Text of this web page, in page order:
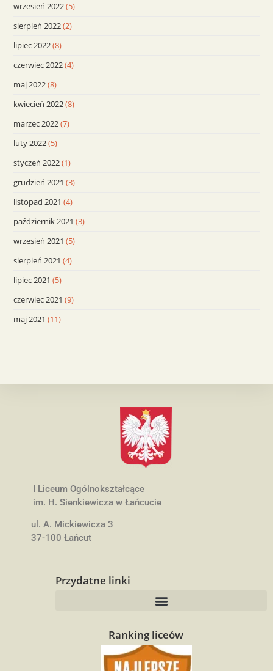
wrzesień 2022(5)
sierpień 2022(2)
lipiec 2022(8)
czerwiec 2022(4)
maj 2022(8)
kwiecień 2022(8)
marzec 2022(7)
luty 2022(5)
styczeń 2022(1)
grudzień 2021 (3)
listopad 2021 (4)
październik 2021 (3)
wrzesień 2021 (5)
sierpień 2021 (4)
lipiec 2021 (5)
czerwiec 2021 (9)
maj 2021 (11)
I Liceum Ogólnokształcące
im. H. Sienkiewicza w Łańcucie
ul. A. Mickiewicza 3
37-100 Łańcut
Przydatne linki
Ranking liceów